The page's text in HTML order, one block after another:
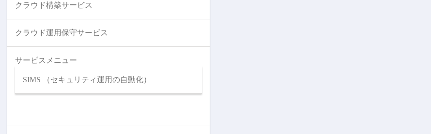
クラウド構築サービス
クラウド運用保守サービス
サービスメニュー
SIMS （セキュリティ運用の自動化）